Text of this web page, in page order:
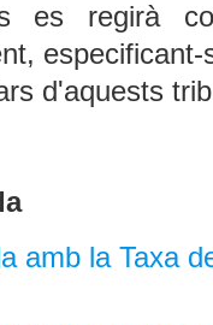
es regirà
d'aquests
amb la Taxa